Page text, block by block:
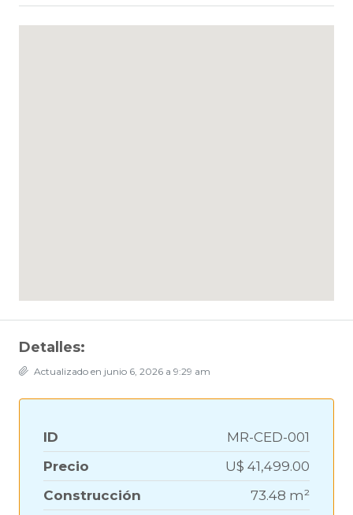
Detalles:
Actualizado en junio 6, 2026 a 9:29 am
ID
MR-CED-001
Precio
U$ 41,499.00
Construcción
73.48 m²